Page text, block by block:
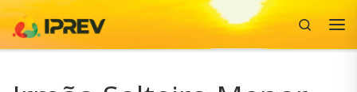
Skip to content
Search